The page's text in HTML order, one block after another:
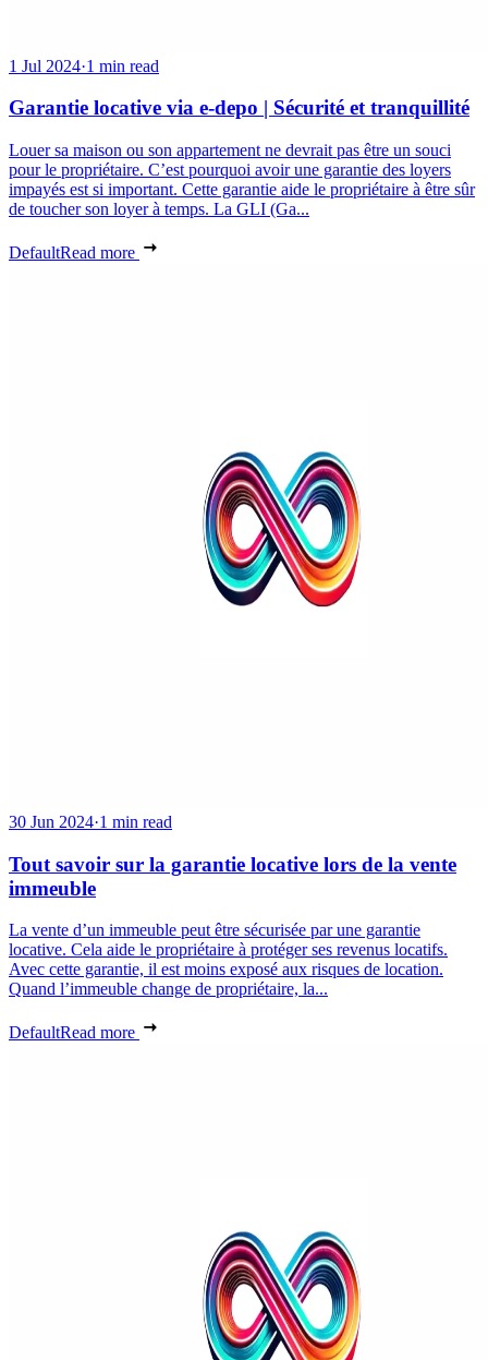
1 Jul 2024·1 min read
Garantie locative via e-depo | Sécurité et tranquillité
Louer sa maison ou son appartement ne devrait pas être un souci
pour le propriétaire. C’est pourquoi avoir une garantie des loyers
impayés est si important. Cette garantie aide le propriétaire à être sûr
de toucher son loyer à temps. La GLI (Ga...
DefaultRead more
30 Jun 2024·1 min read
Tout savoir sur la garantie locative lors de la vente
immeuble
La vente d’un immeuble peut être sécurisée par une garantie
locative. Cela aide le propriétaire à protéger ses revenus locatifs.
Avec cette garantie, il est moins exposé aux risques de location.
Quand l’immeuble change de propriétaire, la...
DefaultRead more